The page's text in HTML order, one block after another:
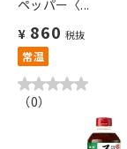
ペッパー〈...
¥ 860 税抜
常温
（0）